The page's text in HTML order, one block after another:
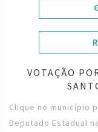
VOTAÇÃO
Clique no município
Deputado Estadual